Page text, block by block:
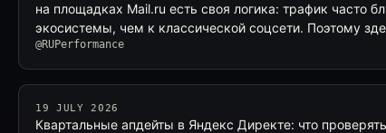
на площадках Mail.ru есть своя логика: трафик часто
экосистемы, чем к классической соцсети. Поэтому
@RUPerformance
19 JULY 2026
Квартальные апдейты в Яндекс Директе: что